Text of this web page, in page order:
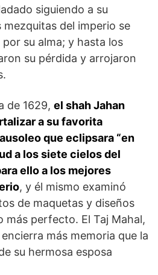
siguiendo a su
mezquitas del imperio se
su alma; y hasta los
su pérdida y arrojaron
de 1629, el shah Jahan
a su favorita
que eclipsara “en
a los siete cielos del
ello a los mejores
, y él mismo examinó
de maquetas y diseños
más perfecto. El Taj Mahal,
más memoria que la
su hermosa esposa